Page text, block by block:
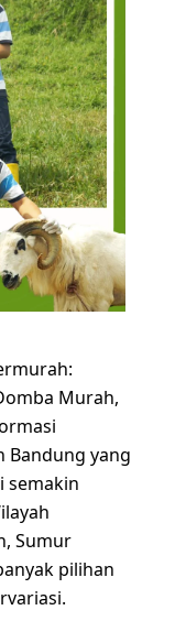
Murah,
Bandung yang
semakin
Sumur
pilihan